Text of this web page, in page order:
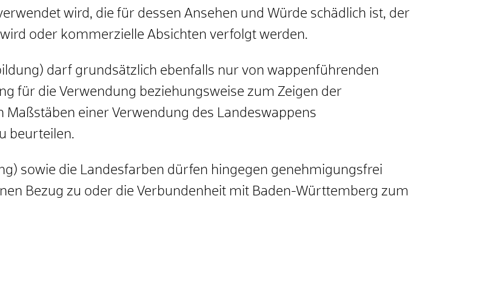
wird, die für dessen Ansehen und Würde schädlich ist, der
oder kommerzielle Absichten verfolgt werden.
darf grundsätzlich ebenfalls nur von wappenführenden
für die Verwendung beziehungsweise zum Zeigen der
einer Verwendung des Landeswappens
beurteilen.
sowie die Landesfarben dürfen hingegen genehmigungsfrei
Bezug zu oder die Verbundenheit mit Baden-Württemberg zum